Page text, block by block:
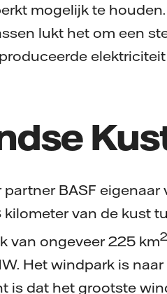
mogelijk te
lukt het om een
BASF
van de kust
van ongeveer 225 km2
Het windpark is
is dat het grootste